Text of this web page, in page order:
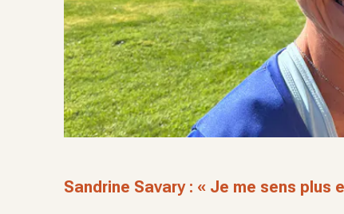
Sandrine Savary : « Je me sens plus